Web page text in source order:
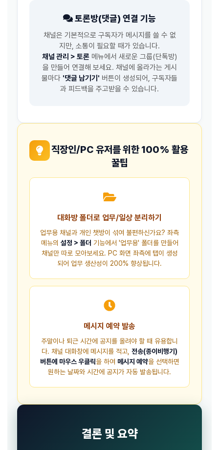
토론방(댓글) 연결 기능
채널은 기본적으로 구독자가 메시지를 쓸 수 없
지만, 소통이 필요할 때가 있습니다.
채널 관리 > 토론 메뉴에서 새로운 그룹(단톡방)
을 만들어 연결해 보세요. 채널에 올라가는 게시
물마다 '댓글 남기기' 버튼이 생성되어, 구독자들
과 피드백을 주고받을 수 있습니다.
직장인/PC 유저를 위한 100% 활용
꿀팁
대화방 폴더로 업무/일상 분리하기
업무용 채널과 개인 챗방이 섞여 불편하신가요? 좌측
메뉴의 설정 > 폴더 기능에서 '업무용' 폴더를 만들어
채널만 따로 모아보세요. PC 화면 좌측에 탭이 생성
되어 업무 생산성이 200% 향상됩니다.
메시지 예약 발송
주말이나 퇴근 시간에 공지를 올려야 할 때 유용합니
다. 채널 대화창에 메시지를 적고, 전송(종이비행기)
버튼에 마우스 우클릭을 하여 메시지 예약을 선택하면
원하는 날짜와 시간에 공지가 자동 발송됩니다.
결론 및 요약